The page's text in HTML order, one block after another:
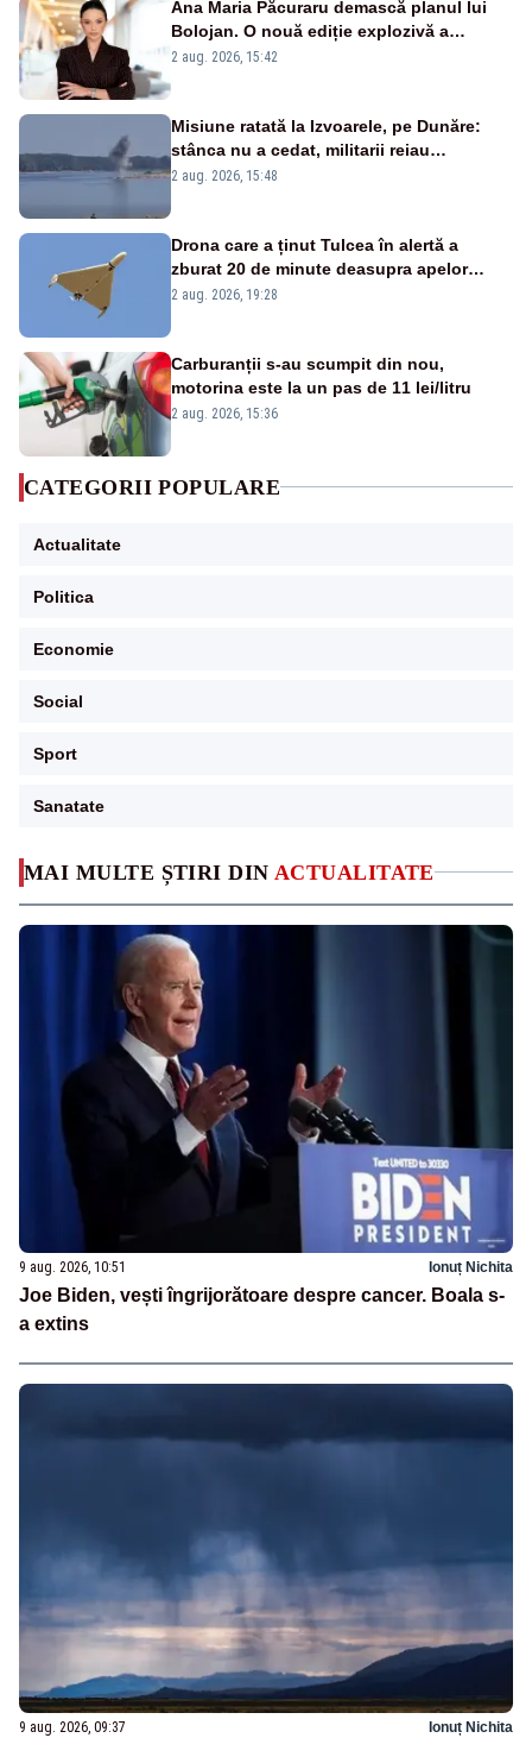
MAI MULTE ȘTIRI DIN ACTUALITATE
9 aug. 2026, 10:51 Ionuț Nichita
Joe Biden, vești îngrijorătoare despre cancer. Boala s-
a extins
9 aug. 2026, 09:37 Ionuț Nichita
Ana Maria Păcuraru demască planul lui
Bolojan. O nouă ediție explozivă a
emisiunii „Miza Zilei” la Realitatea PLUS
2 aug. 2026, 15:42
Misiune ratată la Izvoarele, pe Dunăre:
stânca nu a cedat, militarii reiau
detonările luni – VIDEO
2 aug. 2026, 15:48
Drona care a ținut Tulcea în alertă a
zburat 20 de minute deasupra apelor
României. Au fost ridicate două F-16
2 aug. 2026, 19:28
Carburanții s-au scumpit din nou,
motorina este la un pas de 11 lei/litru
2 aug. 2026, 15:36
CATEGORII POPULARE
Actualitate
Politica
Economie
Social
Sport
Sanatate